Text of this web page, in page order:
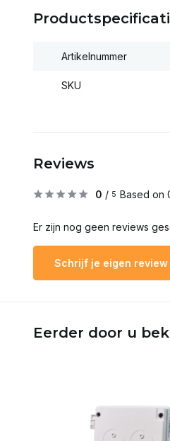
Artikelnummer
SKU
Reviews
0 / 5 Based on
Er zijn nog geen reviews
Schrijf je eigen review
Eerder door u